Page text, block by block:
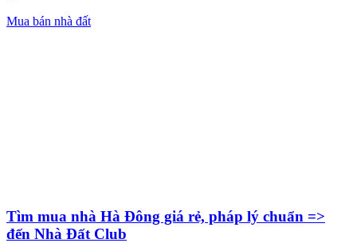
Mua bán nhà đất
Tìm mua nhà Hà Đông giá rẻ, pháp lý chuẩn =>
đến Nhà Đất Club